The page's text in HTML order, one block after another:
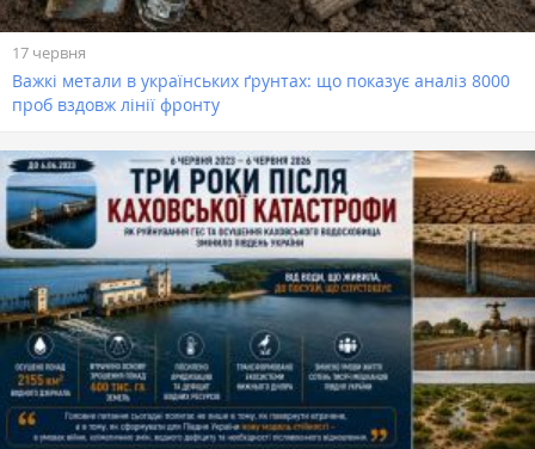
17 червня
Важкі метали в українських ґрунтах: що показує аналіз 8000
проб вздовж лінії фронту